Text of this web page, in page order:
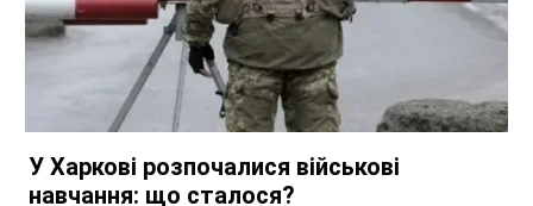
У Харкові розпочалися військові
навчання: що сталося?